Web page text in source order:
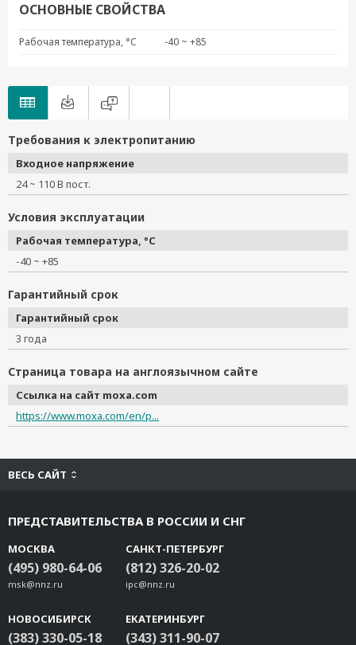
ОСНОВНЫЕ СВОЙСТВА
Рабочая температура, °C -40 ~ +85
Требования к электропитанию
Входное напряжение
24 ~ 110 В пост.
Условия эксплуатации
Рабочая температура, °C
-40 ~ +85
Гарантийный срок
Гарантийный срок
3 года
Страница товара на англоязычном сайте
Ссылка на сайт moxa.com
https://www.moxa.com/en/p...
ВЕСЬ САЙТ
ПРЕДСТАВИТЕЛЬСТВА В РОССИИ И СНГ
МОСКВА
(495) 980-64-06
msk@nnz.ru
САНКТ-ПЕТЕРБУРГ
(812) 326-20-02
ipc@nnz.ru
НОВОСИБИРСК
(383) 330-05-18
ЕКАТЕРИНБУРГ
(343) 311-90-07